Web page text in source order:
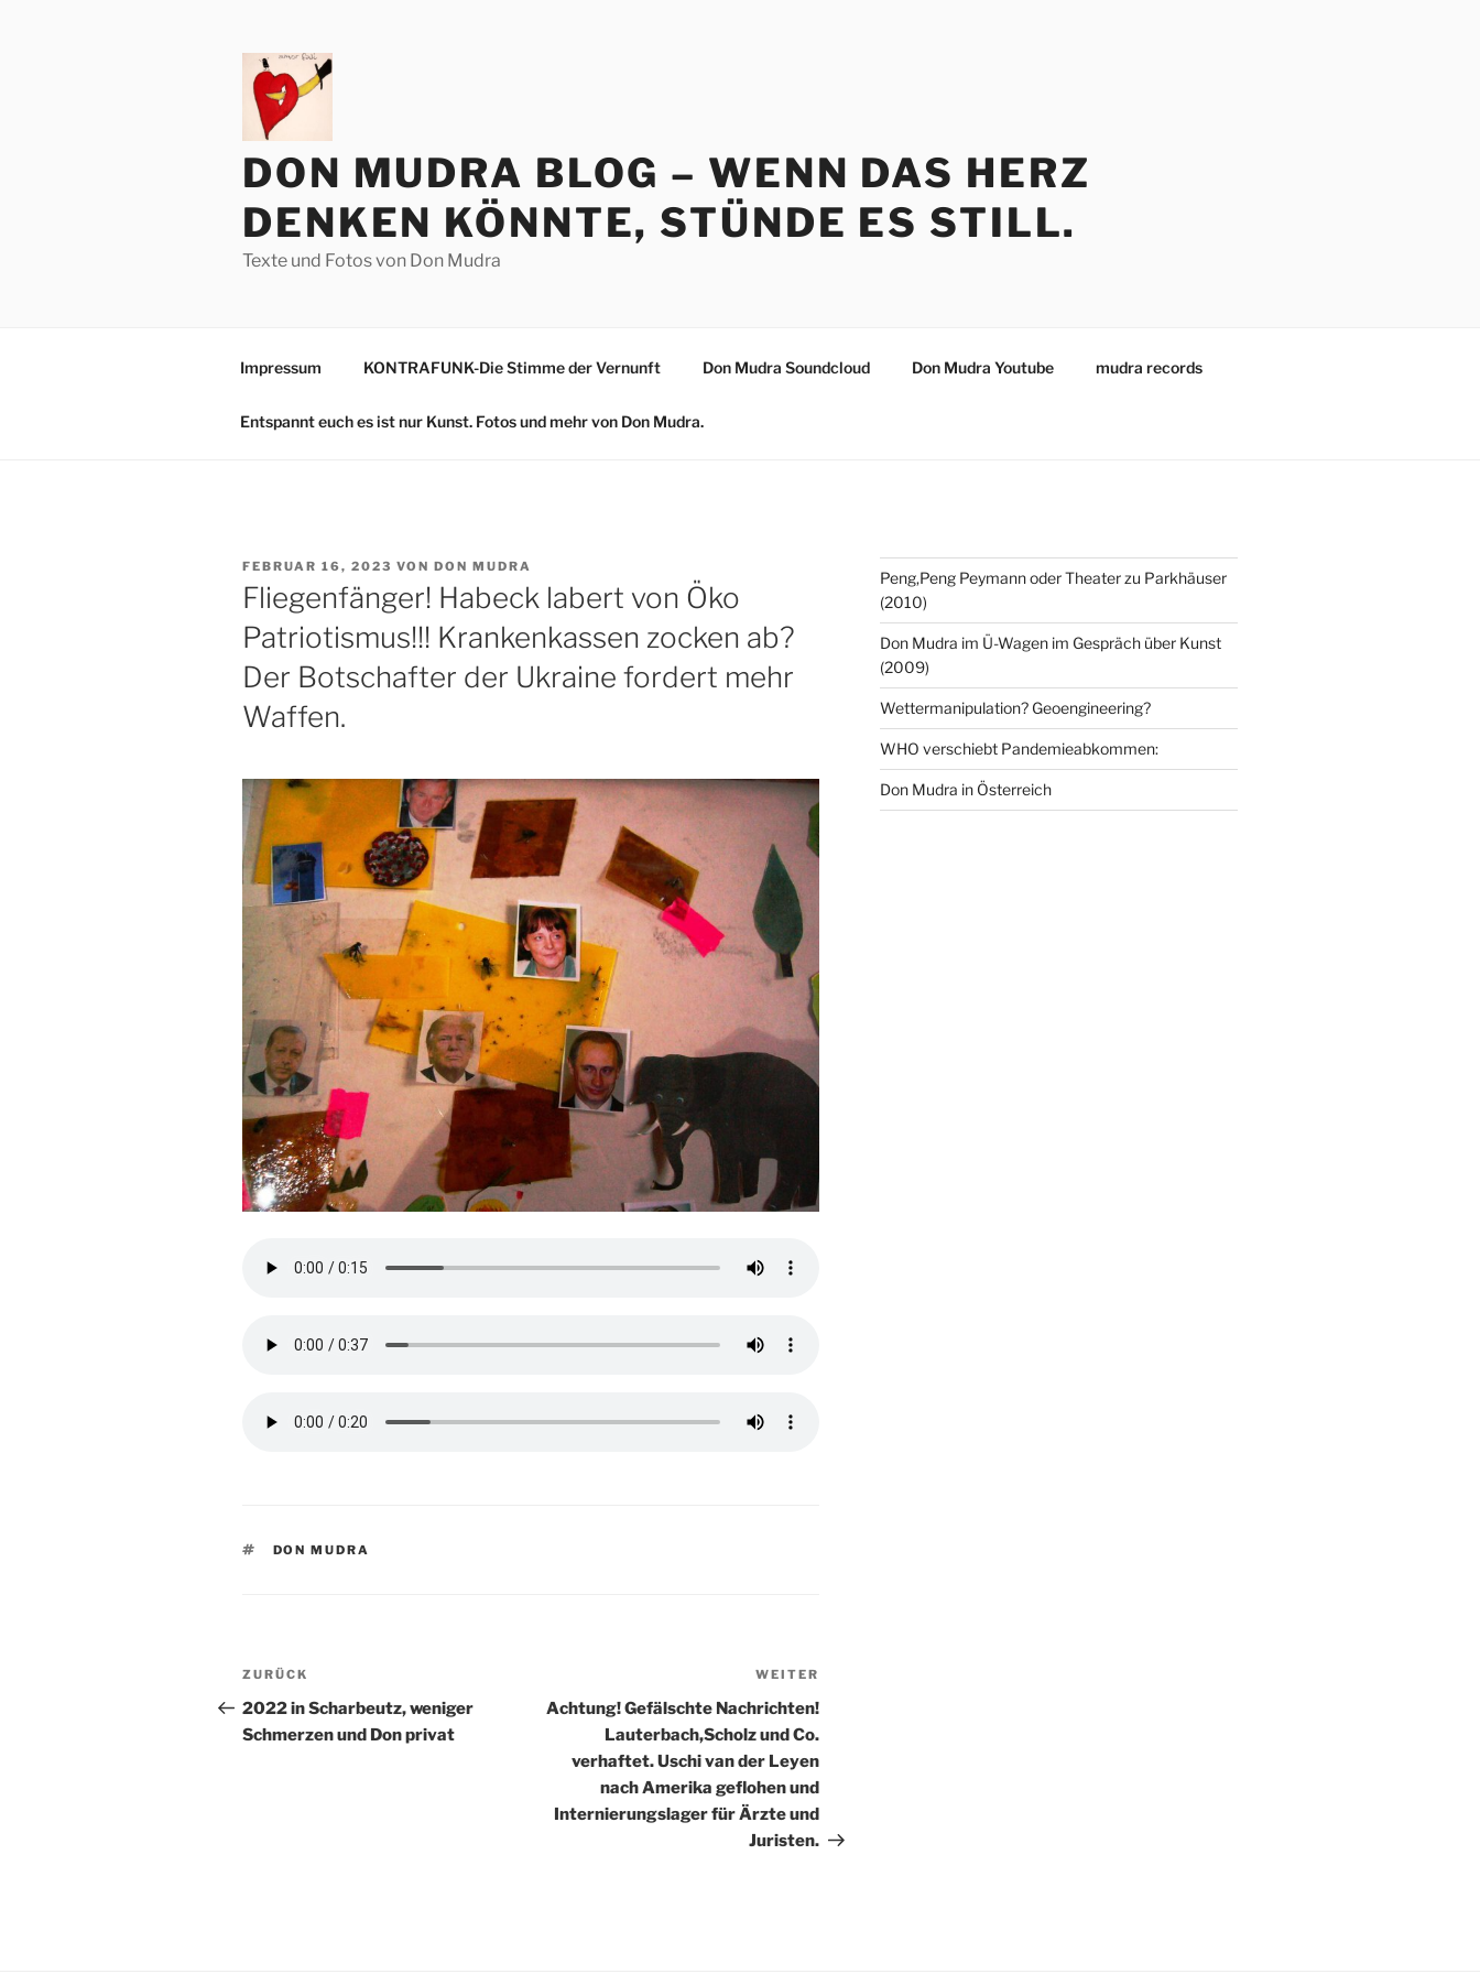
DON MUDRA BLOG – WENN DAS HERZ
DENKEN KÖNNTE, STÜNDE ES STILL.
Texte und Fotos von Don Mudra
Impressum KONTRAFUNK-Die Stimme der Vernunft Don Mudra Soundcloud Don Mudra Youtube mudra records
Entspannt euch es ist nur Kunst. Fotos und mehr von Don Mudra.
VERÖFFENTLICHT
AM
FEBRUAR 16, 2023 VON DON MUDRA
Fliegenfänger! Habeck labert von Öko
Patriotismus!!! Krankenkassen zocken ab?
Der Botschafter der Ukraine fordert mehr
Waffen.
SCHLAGWÖRTER
DON MUDRA
Beitragsnavigation
Vorheriger
Beitrag
ZURÜCK
2022 in Scharbeutz, weniger
Schmerzen und Don privat
Beitrag
WEITER
Achtung! Gefälschte Nachrichten!
Lauterbach,Scholz und Co.
verhaftet. Uschi van der Leyen
nach Amerika geflohen und
Internierungslager für Ärzte und
Juristen.
Peng,Peng Peymann oder Theater zu Parkhäuser
(2010)
Don Mudra im Ü-Wagen im Gespräch über Kunst
(2009)
Wettermanipulation? Geoengineering?
WHO verschiebt Pandemieabkommen:
Don Mudra in Österreich